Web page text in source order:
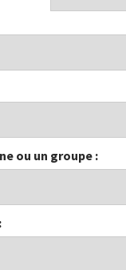
ou un groupe :